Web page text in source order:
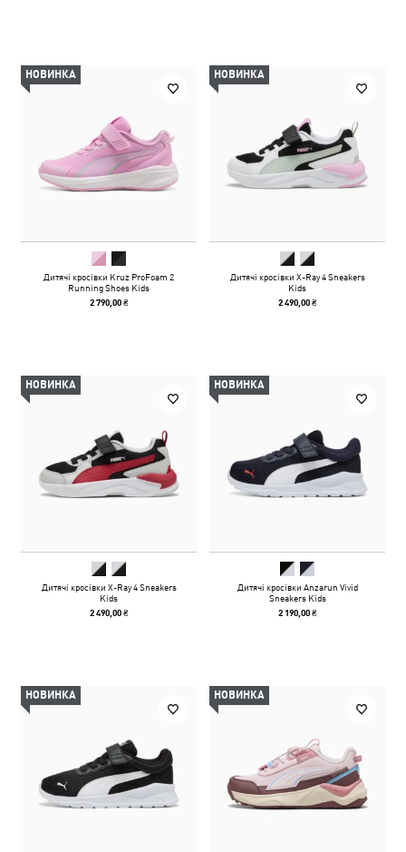
НОВИНКА
Дитячі кросівки Kruz ProFoam 2
Running Shoes Kids
2 790,00 ₴
НОВИНКА
Дитячі кросівки X-Ray 4 Sneakers
Kids
2 490,00 ₴
НОВИНКА
Дитячі кросівки X-Ray 4 Sneakers
Kids
2 490,00 ₴
НОВИНКА
Дитячі кросівки Anzarun Vivid
Sneakers Kids
2 190,00 ₴
НОВИНКА НОВИНКА